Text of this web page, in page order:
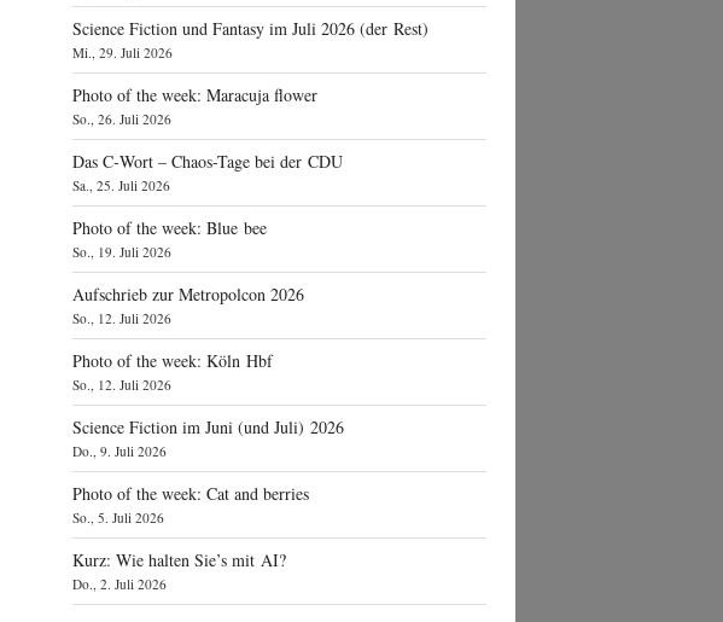
Science Fiction und Fantasy im Juli 2026 (der Rest)
Mi., 29. Juli 2026
Photo of the week: Maracuja flower
So., 26. Juli 2026
Das C‑Wort – Chaos-Tage bei der CDU
Sa., 25. Juli 2026
Photo of the week: Blue bee
So., 19. Juli 2026
Aufschrieb zur Metropolcon 2026
So., 12. Juli 2026
Photo of the week: Köln Hbf
So., 12. Juli 2026
Science Fiction im Juni (und Juli) 2026
Do., 9. Juli 2026
Photo of the week: Cat and berries
So., 5. Juli 2026
Kurz: Wie halten Sie’s mit AI?
Do., 2. Juli 2026